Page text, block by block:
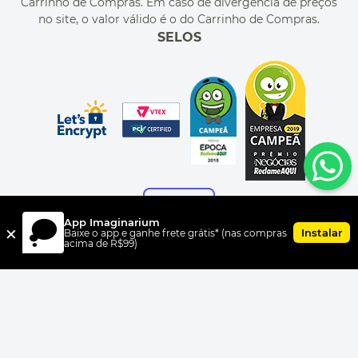
no site, o valor válido é o do Carrinho de Compras.
SELOS
FORMAS DE PAGAMENTO
× App Imaginarium
Baixe o app e ganhe frete grátis* (nas compras
acima de R$99)
Instalar